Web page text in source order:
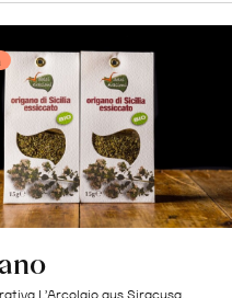
Schokolade
78%
erfahren
L’Arcolaio aus Siracusa,